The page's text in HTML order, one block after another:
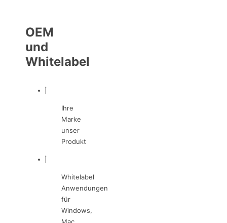
OEM
und
Whitelabel
Ihre
Marke
unser
Produkt
Whitelabel
Anwendungen
für
Windows,